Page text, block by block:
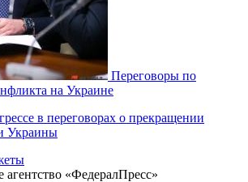
Переговоры по
на Украине
в переговорах о прекращении
Украины
«ФедералПресс»